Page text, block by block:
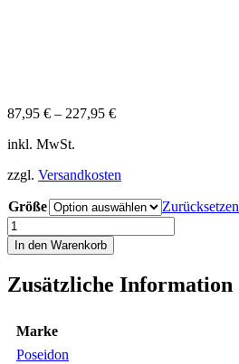
87,95 € – 227,95 €
inkl. MwSt.
zzgl. Versandkosten
Größe
Zurücksetzen
Poseidon
Ballistic
Gear
black
110
In den Warenkorb
Zusätzliche Information
Marke
Poseidon